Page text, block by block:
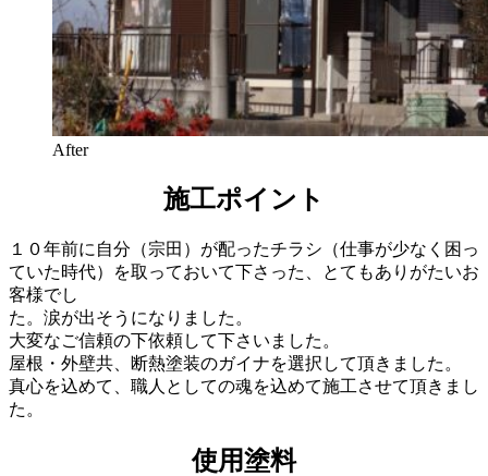
After
施工ポイント
１０年前に自分（宗田）が配ったチラシ（仕事が少なく困っ
ていた時代）を取っておいて下さった、とてもありがたいお
客様でし
た。涙が出そうになりました。
大変なご信頼の下依頼して下さいました。
屋根・外壁共、断熱塗装のガイナを選択して頂きました。
真心を込めて、職人としての魂を込めて施工させて頂きまし
た。
使用塗料